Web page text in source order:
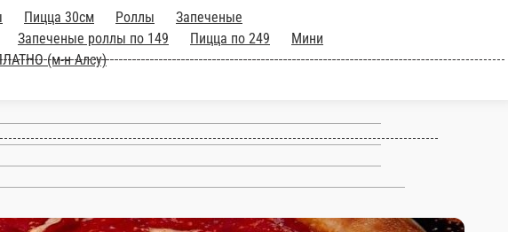
Сеты Горячие роллы
Пицца
Роллы по 149
Горячие роллы по
Салаты Пицца 32см 8 марта
Доставка